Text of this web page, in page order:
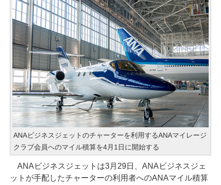
ANAビジネスジェットのチャーターを利用するANAマイレージ
クラブ会員へのマイル積算を4月1日に開始する
ANAビジネスジェットは3月29日、ANAビジネスジェ
ットが手配したチャーターの利用者へのANAマイル積算